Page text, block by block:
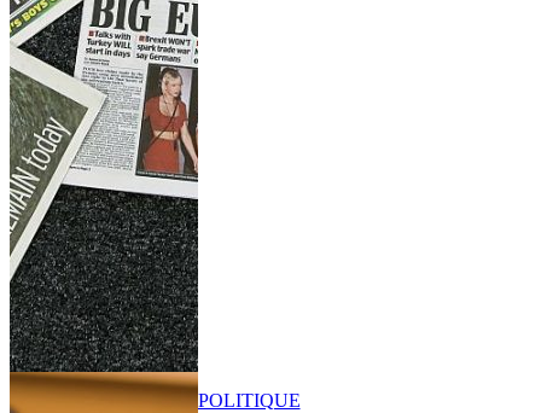
POLITIQUE